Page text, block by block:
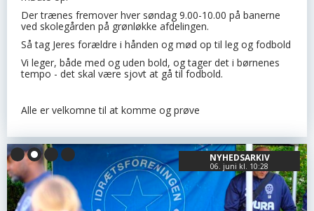
Der trænes fremover hver søndag 9.00-10.00 på banerne
ved skolegården på grønløkke afdelingen.
Så tag Jeres forældre i hånden og mød op til leg og fodbold
Vi leger, både med og uden bold, og tager det i børnenes
tempo - det skal være sjovt at gå til fodbold.
Alle er velkomne til at komme og prøve
NYHEDSARKIV
06. juni kl. 10:28